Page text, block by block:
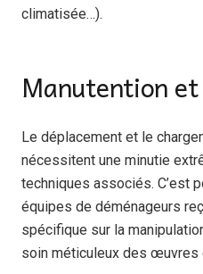
climatisée…).
Manutention
Le déplacement et le
nécessitent une minutie
techniques associés. C’est
équipes de déménageurs
spécifique sur la
soin méticuleux des œuvres